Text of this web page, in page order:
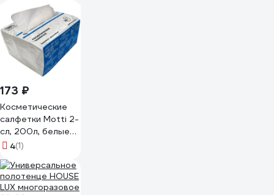
Econom Dual 2
слоя, на втулке
МП2С-03
173 ₽
Косметические
салфетки Motti 2-
сл, 200л, белые
17г/м.кв. 154200-Ц
4(1)